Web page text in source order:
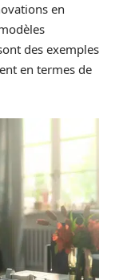
en
des exemples
en termes de